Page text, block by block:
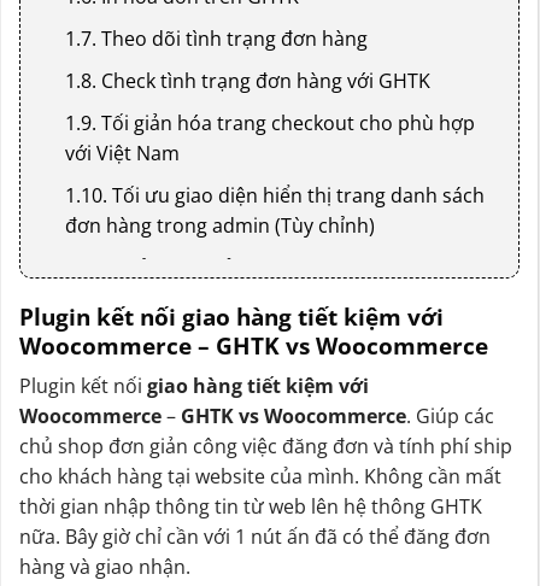
1.7. Theo dõi tình trạng đơn hàng
1.8. Check tình trạng đơn hàng với GHTK
1.9. Tối giản hóa trang checkout cho phù hợp
với Việt Nam
1.10. Tối ưu giao diện hiển thị trang danh sách
đơn hàng trong admin (Tùy chỉnh)
1.11. Quản lý đa cửa hàng/kho
1.12. Tự động gửi mã vận đơn cho khách hàng
khi đăng đơn thành công lên GHTK
Plugin kết nối giao hàng tiết kiệm với
Woocommerce – GHTK vs Woocommerce
Plugin kết nối giao hàng tiết kiệm với
Woocommerce– GHTK vs Woocommerce. Giúp các
chủ shop đơn giản công việc đăng đơn và tính phí ship
cho khách hàng tại website của mình. Không cần mất
thời gian nhập thông tin từ web lên hệ thông GHTK
nữa. Bây giờ chỉ cần với 1 nút ấn đã có thể đăng đơn
hàng và giao nhận.